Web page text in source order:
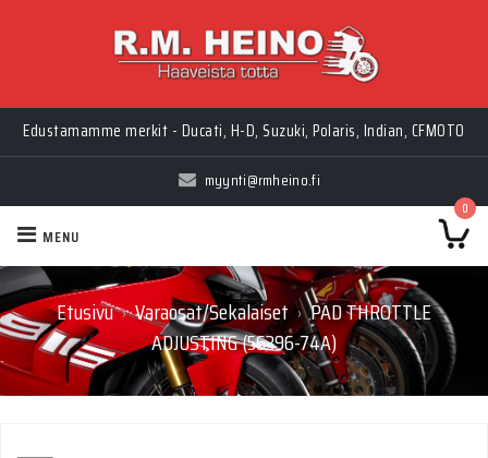
Edustamamme merkit - Ducati, H-D, Suzuki, Polaris, Indian, CFMOTO
myynti@rmheino.fi
0
MENU
Etusivu › Varaosat/Sekalaiset › PAD THROTTLE
ADJUSTING (56396-74A)